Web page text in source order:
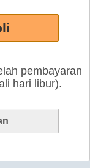
pembayaran
hari libur).